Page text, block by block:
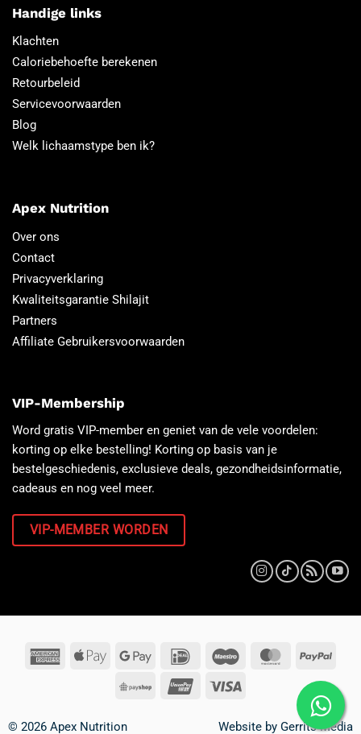
Handige links
Klachten
Caloriebehoefte berekenen
Retourbeleid
Servicevoorwaarden
Blog
Welk lichaamstype ben ik?
Apex Nutrition
Over ons
Contact
Privacyverklaring
Kwaliteitsgarantie Shilajit
Partners
Affiliate Gebruikersvoorwaarden
VIP-Membership
Word gratis VIP-member en geniet van de vele voordelen:
korting op elke bestelling! Korting op basis van je
bestelgeschiedenis, exclusieve deals, gezondheidsinformatie,
cadeaus en nog veel meer.
VIP-MEMBER WORDEN
© 2026 Apex Nutrition Website byGerrits Media